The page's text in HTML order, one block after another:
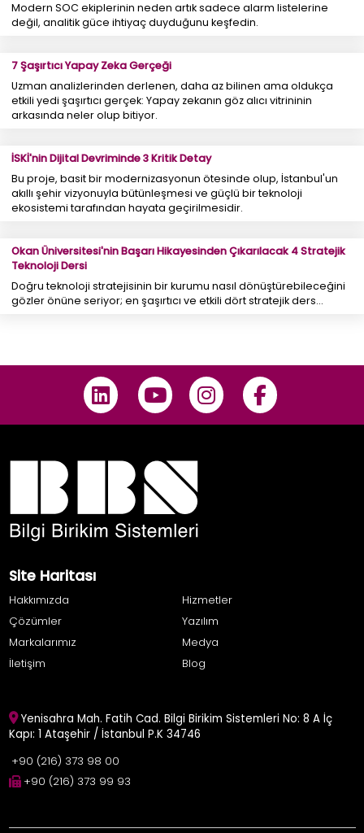
Modern SOC ekiplerinin neden artık sadece alarm listelerine
değil, analitik güce ihtiyaç duyduğunu keşfedin.
7 Şaşırtıcı Yapay Zeka Gerçeği
Uzman analizlerinden derlenen, daha az bilinen ama oldukça
etkili yedi şaşırtıcı gerçek: Yapay zekanın göz alıcı vitrininin
arkasında neler olup bitiyor.
İSKİ'nin Dijital Devriminde 3 Kritik Detay
Bu proje, basit bir modernizasyonun ötesinde olup, İstanbul'un
akıllı şehir vizyonuyla bütünleşmesi ve güçlü bir teknoloji
ekosistemi tarafından hayata geçirilmesidir.
Okan Üniversitesi'nin Başarı Hikayesinden Çıkarılacak 4 Stratejik
Teknoloji Dersi
Doğru teknoloji stratejisinin bir kurumu nasıl dönüştürebileceğini
gözler önüne seriyor; en şaşırtıcı ve etkili dört stratejik ders...
Site Haritası
Hakkımızda
Hizmetler
Çözümler
Yazılım
Markalarımız
Medya
İletişim
Blog
Yenisahra Mah. Fatih Cad. Bilgi Birikim Sistemleri No: 8 A İç
Kapı: 1 Ataşehir / İstanbul P.K 34746
+90 (216) 373 98 00
+90 (216) 373 99 93